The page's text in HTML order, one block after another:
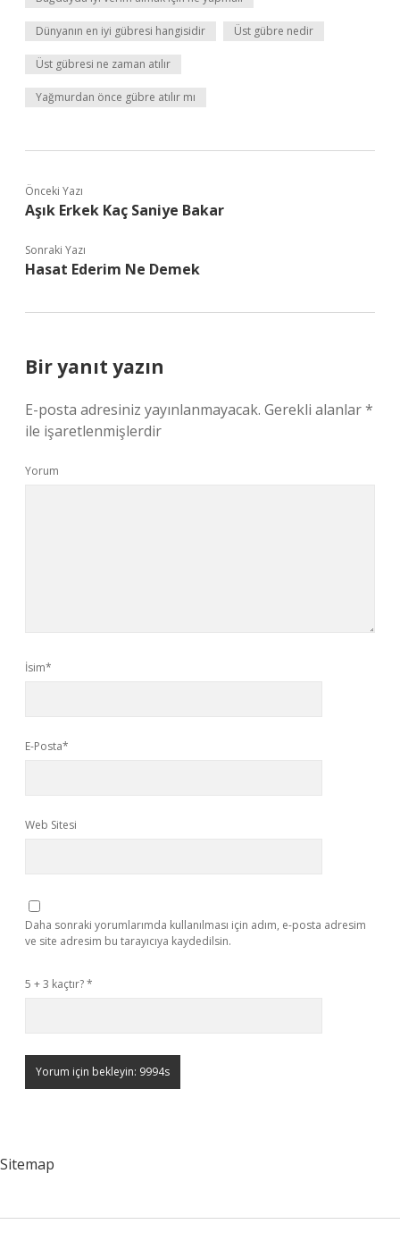
Dünyanın en iyi gübresi hangisidir Üst gübre nedir
Üst gübresi ne zaman atılır
Yağmurdan önce gübre atılır mı
Önceki Yazı
Aşık Erkek Kaç Saniye Bakar
Sonraki Yazı
Hasat Ederim Ne Demek
Bir yanıt yazın
E-posta adresiniz yayınlanmayacak. Gerekli alanlar*
ile işaretlenmişlerdir
Yorum
İsim*
E-Posta*
Web Sitesi
Daha sonraki yorumlarımda kullanılması için adım, e-posta adresim
ve site adresim bu tarayıcıya kaydedilsin.
5 + 3 kaçtır?*
Sitemap